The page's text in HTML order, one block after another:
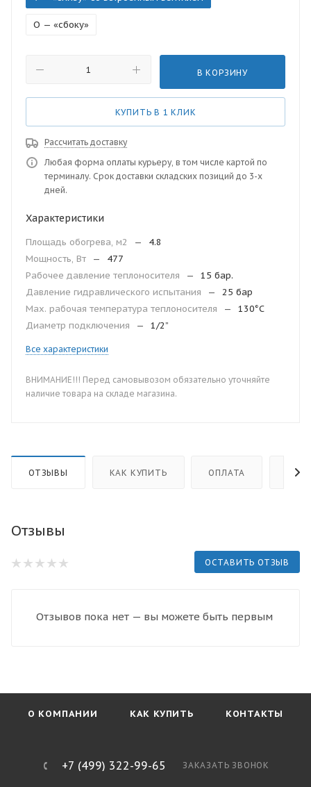
O — «сбоку»
В КОРЗИНУ
КУПИТЬ В 1 КЛИК
Рассчитать доставку
Любая форма оплаты курьеру, в том числе картой по
терминалу. Срок доставки складских позиций до 3-х
дней.
Характеристики
Площадь обогрева, м2 —
4.8
Мощность, Вт
—
477
Рабочее давление теплоносителя
—
15 бар.
Давление гидравлического испытания
—
25 бар
Мax. рабочая температура теплоносителя
—
130°С
Диаметр подключения
— 1/2”
Все характеристики
ВНИМАНИЕ!!! Перед самовывозом обязательно уточняйте
наличие товара на складе магазина.
ОТЗЫВЫ КАК КУПИТЬ ОПЛАТА
Отзывы
ОСТАВИТЬ ОТЗЫВ
Отзывов пока нет — вы можете быть первым
О КОМПАНИИ КАК КУПИТЬ КОНТАКТЫ
+7 (499) 322-99-65 ЗАКАЗАТЬ ЗВОНОК